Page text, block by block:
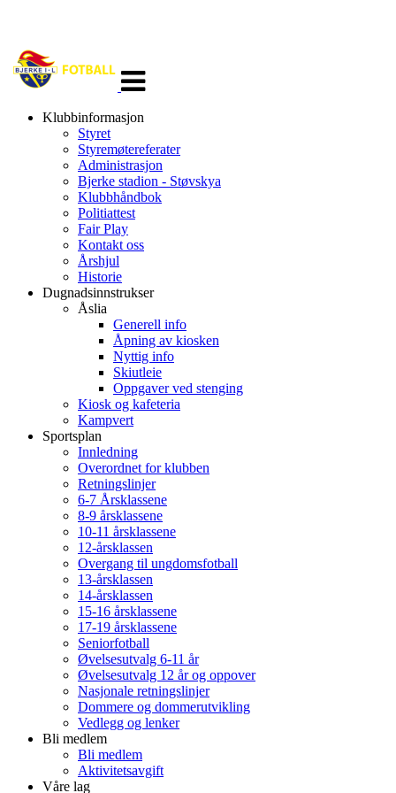
navigasjon
Klubbinformasjon
Styret
Styremøtereferater
Administrasjon
Bjerke stadion - Støvskya
Klubbhåndbok
Politiattest
Fair Play
Kontakt oss
Årshjul
Historie
Dugnadsinnstrukser
Åslia
Generell info
Åpning av kiosken
Nyttig info
Skiutleie
Oppgaver ved stenging
Kiosk og kafeteria
Kampvert
Sportsplan
Innledning
Overordnet for klubben
Retningslinjer
6-7 Årsklassene
8-9 årsklassene
10-11 årsklassene
12-årsklassen
Overgang til ungdomsfotball
13-årsklassen
14-årsklassen
15-16 årsklassene
17-19 årsklassene
Seniorfotball
Øvelsesutvalg 6-11 år
Øvelsesutvalg 12 år og oppover
Nasjonale retningslinjer
Dommere og dommerutvikling
Vedlegg og lenker
Bli medlem
Bli medlem
Aktivitetsavgift
Våre lag